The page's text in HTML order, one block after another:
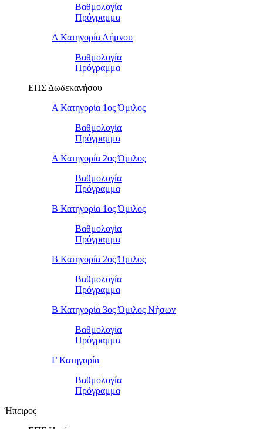
Βαθμολογία
Πρόγραμμα
Α Κατηγορία Λήμνου
Βαθμολογία
Πρόγραμμα
ΕΠΣ Δωδεκανήσου
Α Κατηγορία 1ος Όμιλος
Βαθμολογία
Πρόγραμμα
Α Κατηγορία 2ος Όμιλος
Βαθμολογία
Πρόγραμμα
Β Κατηγορία 1ος Όμιλος
Βαθμολογία
Πρόγραμμα
Β Κατηγορία 2ος Όμιλος
Βαθμολογία
Πρόγραμμα
Β Κατηγορία 3ος Όμιλος Νήσων
Βαθμολογία
Πρόγραμμα
Γ Κατηγορία
Βαθμολογία
Πρόγραμμα
Ήπειρος